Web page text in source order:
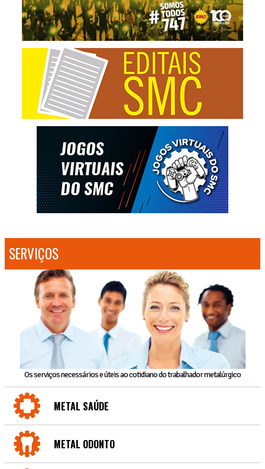
SERVIÇOS
Os serviços necessários e úteis ao cotidiano do trabalhador metalúrgico
METAL SAÚDE
METAL ODONTO